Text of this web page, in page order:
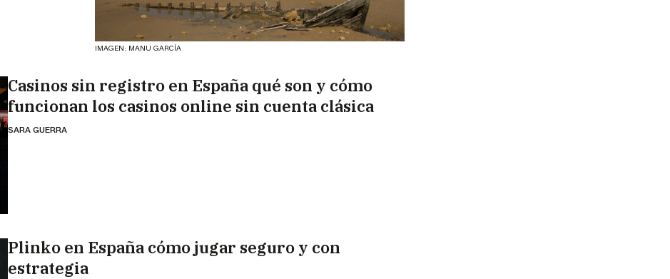
IMAGEN: MANU GARCÍA
Casinos sin registro en España qué son y cómo
funcionan los casinos online sin cuenta clásica
SARA GUERRA
Plinko en España cómo jugar seguro y con
estrategia